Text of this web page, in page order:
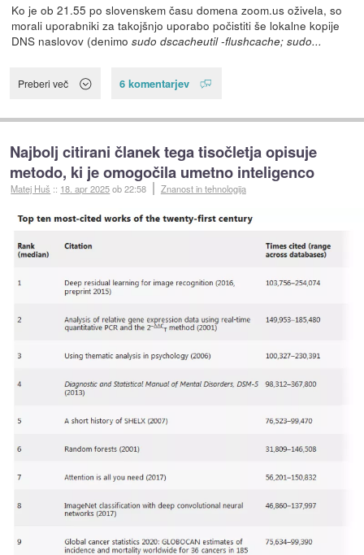
Ko je ob 21.55 po slovenskem času domena zoom.us oživela, so
morali uporabniki za takojšnjo uporabo počistiti še lokalne kopije
DNS naslovov (denimo sudo dscacheutil -flushcache; sudo...
Preberi več 6 komentarjev
Najbolj citirani članek tega tisočletja opisuje
metodo, ki je omogočila umetno inteligenco
Matej Huš :: 18. apr 2025ob 22:58 Znanost in tehnologija